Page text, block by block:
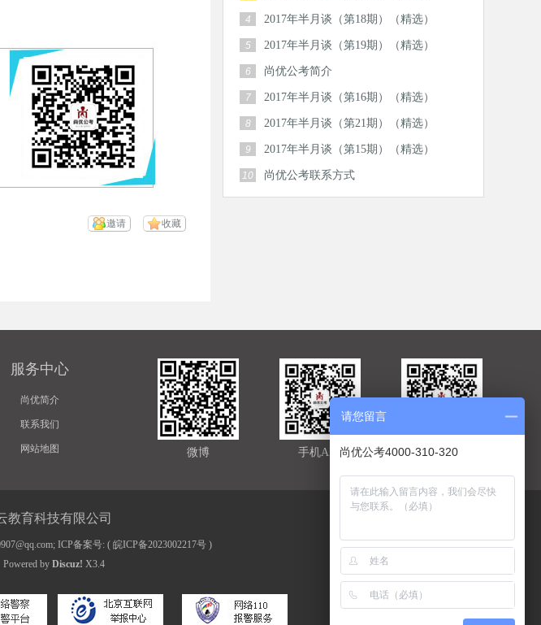
收藏
邀请
4 2017年半月谈（第18期）（精选）
5 2017年半月谈（第19期）（精选）
6 尚优公考简介
7 2017年半月谈（第16期）（精选）
8 2017年半月谈（第21期）（精选）
9 2017年半月谈（第15期）（精选）
10 尚优公考联系方式
服务中心
尚优简介
联系我们
网站地图 官方微信
手机APP
微博
教育科技有限公司
ICP备案号: ( 皖ICP备2023002217号 )
Powered by Discuz! X3.4
请您留言
尚优公考4000-310-320